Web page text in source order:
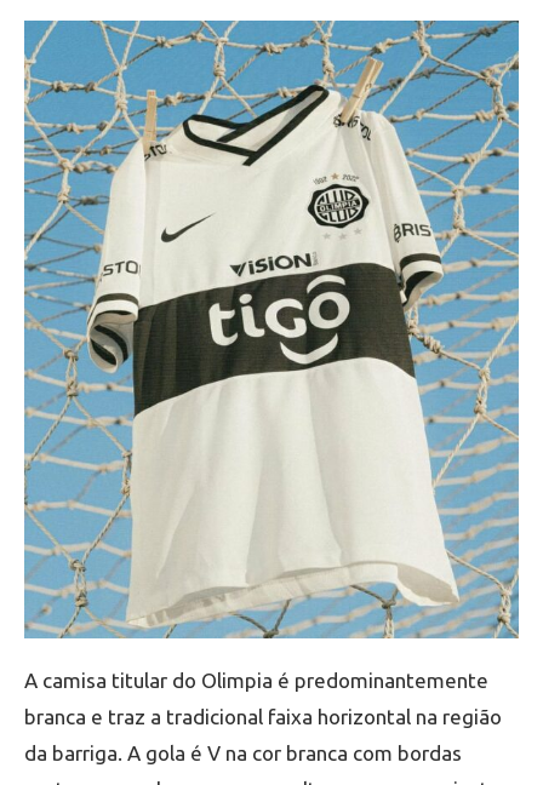
A camisa titular do Olimpia é predominantemente
branca e traz a tradicional faixa horizontal na região
da barriga. A gola é V na cor branca com bordas